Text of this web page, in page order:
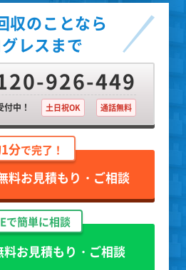
収のことなら
レスまで
926-449
中！ 土日祝OK 通話無料
分で完了！
料お見積もり・ご相談
で簡単に相談
お見積もり・ご相談